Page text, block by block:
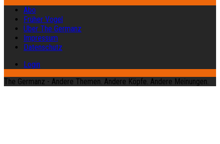
Abo
Früher Vogel
Über The Germanz
Impressum
Datenschutz
Login
The Germanz - Andere Themen. Andere Köpfe. Andere Meinungen.